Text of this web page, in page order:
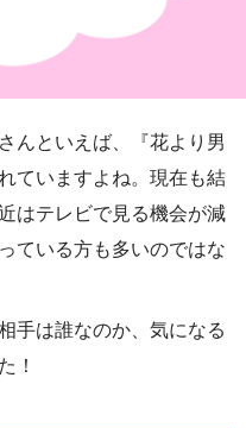
んといえば、『花より男
ていますよね。現在も結
はテレビで見る機会が減
ている方も多いのではな
手は誰なのか、気になる
！